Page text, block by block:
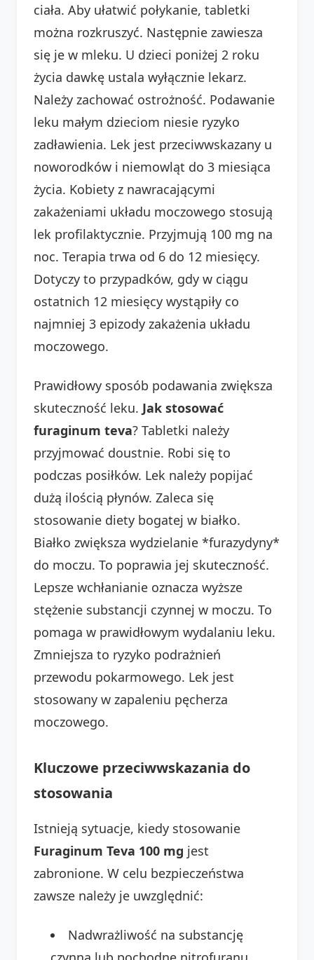
ciała. Aby ułatwić połykanie, tabletki
można rozkruszyć. Następnie zawiesza
się je w mleku. U dzieci poniżej 2 roku
życia dawkę ustala wyłącznie lekarz.
Należy zachować ostrożność. Podawanie
leku małym dzieciom niesie ryzyko
zadławienia. Lek jest przeciwwskazany u
noworodków i niemowląt do 3 miesiąca
życia. Kobiety z nawracającymi
zakażeniami układu moczowego stosują
lek profilaktycznie. Przyjmują 100 mg na
noc. Terapia trwa od 6 do 12 miesięcy.
Dotyczy to przypadków, gdy w ciągu
ostatnich 12 miesięcy wystąpiły co
najmniej 3 epizody zakażenia układu
moczowego.
Prawidłowy sposób podawania zwiększa
skuteczność leku. Jak stosować
furaginum teva? Tabletki należy
przyjmować doustnie. Robi się to
podczas posiłków. Lek należy popijać
dużą ilością płynów. Zaleca się
stosowanie diety bogatej w białko.
Białko zwiększa wydzielanie *furazydyny*
do moczu. To poprawia jej skuteczność.
Lepsze wchłanianie oznacza wyższe
stężenie substancji czynnej w moczu. To
pomaga w prawidłowym wydalaniu leku.
Zmniejsza to ryzyko podrażnień
przewodu pokarmowego. Lek jest
stosowany w zapaleniu pęcherza
moczowego.
Kluczowe przeciwwskazania do
stosowania
Istnieją sytuacje, kiedy stosowanie
Furaginum Teva 100 mg jest
zabronione. W celu bezpieczeństwa
zawsze należy je uwzględnić:
Nadwrażliwość na substancję